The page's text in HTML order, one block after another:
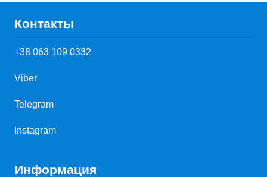
Контакты
+38 063 109 0332
Viber
Telegram
Instagram
Информация